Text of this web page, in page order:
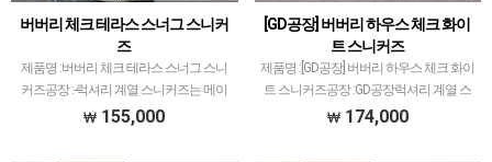
버버리 체크 테라스 스너그 스니커
즈
제품명 :버버리 체크 테라스 스너그 스니
커즈공장 :-​럭셔리 계열 스니커즈는 메이
저 공장에서 취급되는 모델 많이 없습니
155,000
[GD공장] 버버리 하우스 체크 화이
트 스니커즈
제품명 :[GD공장] 버버리 하우스 체크 화이
트 스니커즈공장 :GD공장​럭셔리 계열 스
니커즈는 메이저 공장에서 취급되는 모델
174,000